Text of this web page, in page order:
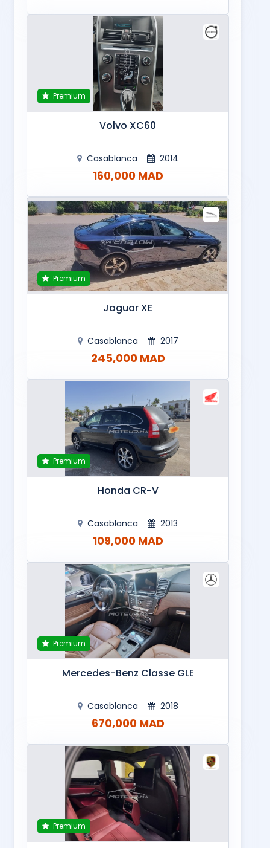
Premium
Volvo XC60
Casablanca 2014
160,000 MAD
Premium
Jaguar XE
Casablanca 2017
245,000 MAD
Premium
Honda CR-V
Casablanca 2013
109,000 MAD
Premium
Mercedes-Benz Classe GLE
Casablanca 2018
670,000 MAD
Premium